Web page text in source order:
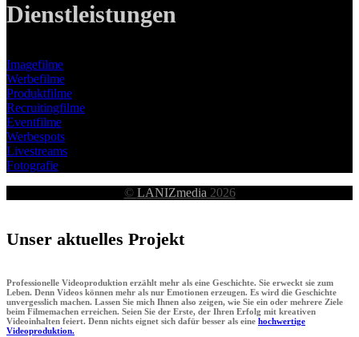
Dienstleistungen
Imagefilme
Werbefilme
Produktfilme
Recruitingfilme
Eventfilme
Werbespots
Livestreams
Fotografie
© LANIZmedia 2026
Unser aktuelles Projekt
Professionelle Videoproduktion erzählt mehr als eine Geschichte. Sie erweckt sie zum
Leben. Denn Videos können mehr als nur Emotionen erzeugen. Es wird die Geschichte
unvergesslich machen. Lassen Sie mich Ihnen also zeigen, wie Sie ein oder mehrere Ziele
beim Filmemachen erreichen. Seien Sie der Erste, der Ihren Erfolg mit kreativen
Videoinhalten feiert. Denn nichts eignet sich dafür besser als eine hochwertige
Videoproduktion.